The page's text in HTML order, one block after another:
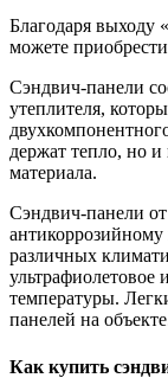
Благодаря выходу
можете приобрести
Сэндвич-панели
утеплителя,
держат тепло, но
материала.
Сэндвич-панели
различных
ультрафиолетовое
температуры.
панелей на
Как купить